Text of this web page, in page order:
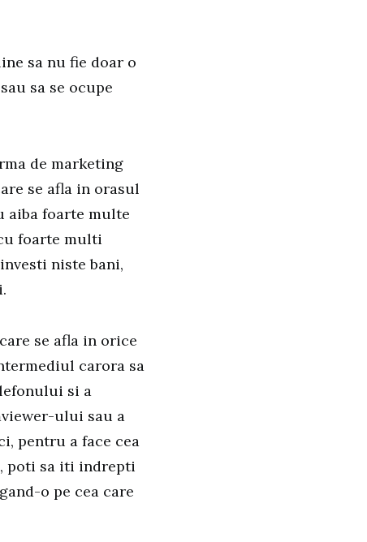
sa nu fie doar o
sa se ocupe
de marketing
se afla in orasul
aiba foarte multe
foarte multi
niste bani,
se afla in orice
carora sa
si a
ului sau a
pentru a face cea
poti sa iti indrepti
o pe cea care